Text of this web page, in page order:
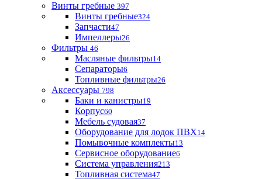
Винты гребные 397
Винты гребные324
Запчасти47
Импеллеры26
Фильтры 46
Масляные фильтры14
Сепараторы6
Топливные фильтры26
Аксессуары 798
Баки и канистры19
Корпус60
Мебель судовая37
Оборудование для лодок ПВХ14
Помывочные комплекты13
Сервисное оборудование6
Система управления213
Топливная система47